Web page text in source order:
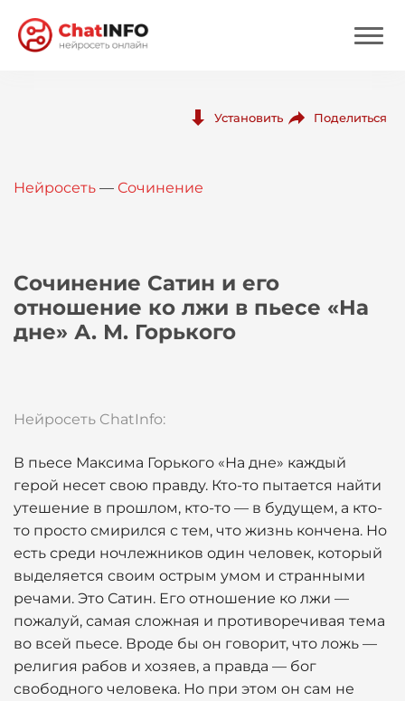
Вход
Установить Поделиться
Нейросеть — Сочинение
Сочинение Сатин и его
отношение ко лжи в пьесе «На
дне» А. М. Горького
Нейросеть ChatInfo:
В пьесе Максима Горького «На дне» каждый
герой несет свою правду. Кто-то пытается найти
утешение в прошлом, кто-то — в будущем, а кто-
то просто смирился с тем, что жизнь кончена. Но
есть среди ночлежников один человек, который
выделяется своим острым умом и странными
речами. Это Сатин. Его отношение ко лжи —
пожалуй, самая сложная и противоречивая тема
во всей пьесе. Вроде бы он говорит, что ложь —
религия рабов и хозяев, а правда — бог
свободного человека. Но при этом он сам не